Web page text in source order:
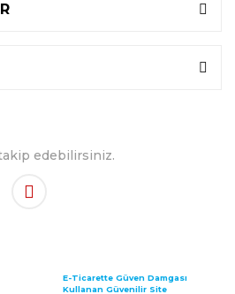
edebilirsiniz.
E-Ticarette Güven Damgası
Kullanan Güvenilir Site